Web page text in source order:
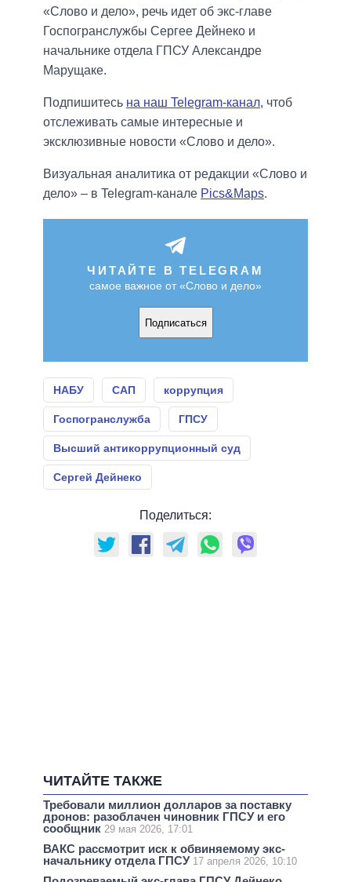
«Слово и дело», речь идет об экс-главе
Госпогранслужбы Сергее Дейнеко и
начальнике отдела ГПСУ Александре
Марущаке.
Подпишитесь на наш Telegram-канал, чтоб
отслеживать самые интересные и
эксклюзивные новости «Слово и дело».
Визуальная аналитика от редакции «Слово и
дело» – в Telegram-канале Pics&Maps.
ЧИТАЙТЕ В TELEGRAM
самое важное от «Слово и дело»
Подписаться
НАБУ САП коррупция
Госпогранслужба ГПСУ
Высший антикоррупционный суд
Сергей Дейнеко
Поделиться:
ЧИТАЙТЕ ТАКЖЕ
Требовали миллион долларов за поставку
дронов: разоблачен чиновник ГПСУ и его
сообщник 29 мая 2026, 17:01
ВАКС рассмотрит иск к обвиняемому экс-
начальнику отдела ГПСУ 17 апреля 2026, 10:10